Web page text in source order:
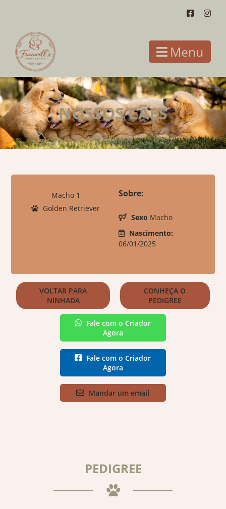
Menu
NOSSOS CÃES
Macho 1
Golden Retriever
Sobre:
Sexo Macho
Nascimento:
06/01/2025
VOLTAR PARA
NINHADA
CONHEÇA O
PEDIGREE
Fale com o Criador
Agora
Fale com o Criador
Agora
Mandar um email
PEDIGREE